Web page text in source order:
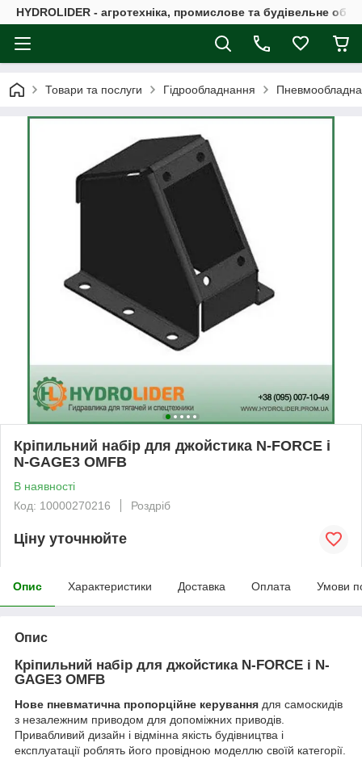
HYDROLIDER - агротехніка, промислове та будівельне
Товари та послуги Гідрообладнання
Кріпильний набір для джойстика N-FORCE і
N-GAGE3 OMFB
В наявності
Код: 10000270216
Роздріб
Ціну уточнюйте
Опис Характеристики Доставка Оплата Умови
Опис
Кріпильний набір для джойстика N-FORCE і N-
GAGE3 OMFB
Нове пневматична пропорційне керування для самоскидів
з незалежним приводом для допоміжних приводів.
Привабливий дизайн і відмінна якість будівництва і
експлуатації роблять його провідною моделлю своїй категорії.